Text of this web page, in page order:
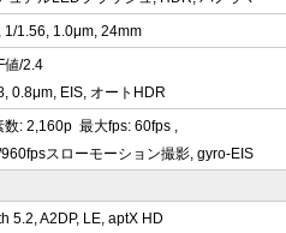
1/1.56, 1.0μm, 24mm
値/2.4
0.8μm, EIS, オートHDR
数: 2,160p 最大fps: 60fps ,
スローモーション撮影, gyro-EIS
5.2, A2DP, LE, aptX HD